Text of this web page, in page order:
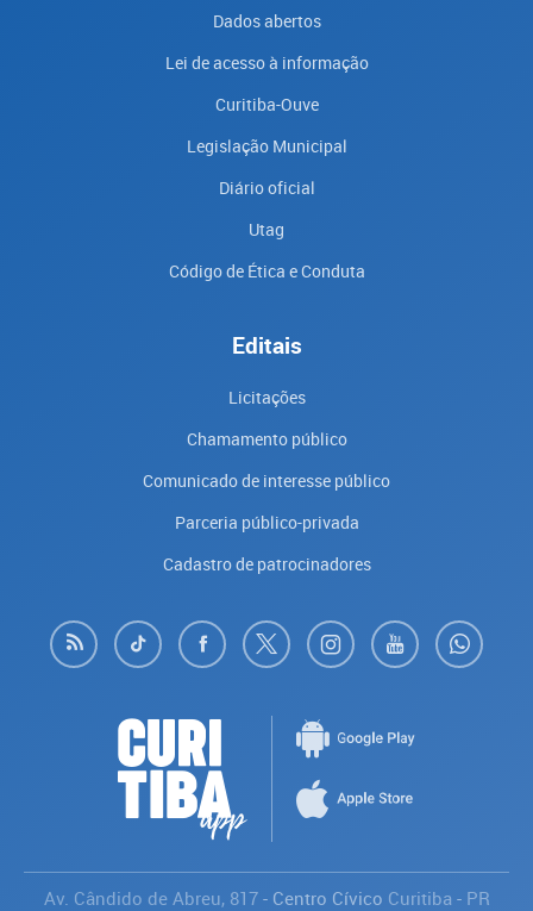
Dados abertos
Lei de acesso à informação
Curitiba-Ouve
Legislação Municipal
Diário oficial
Utag
Código de Ética e Conduta
Editais
Licitações
Chamamento público
Comunicado de interesse público
Parceria público-privada
Cadastro de patrocinadores
Av. Cândido de Abreu, 817- Centro Cívico Curitiba - PR